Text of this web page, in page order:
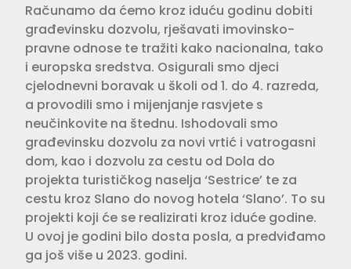
Računamo da ćemo kroz iduću godinu dobiti
građevinsku dozvolu, rješavati imovinsko-
pravne odnose te tražiti kako nacionalna, tako
i europska sredstva. Osigurali smo djeci
cjelodnevni boravak u školi od 1. do 4. razreda,
a provodili smo i mijenjanje rasvjete s
neučinkovite na štednu. Ishodovali smo
građevinsku dozvolu za novi vrtić i vatrogasni
dom, kao i dozvolu za cestu od Dola do
projekta turističkog naselja ‘Sestrice’ te za
cestu kroz Slano do novog hotela ‘Slano’. To su
projekti koji će se realizirati kroz iduće godine.
U ovoj je godini bilo dosta posla, a predviđamo
ga još više u 2023. godini.